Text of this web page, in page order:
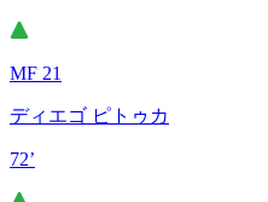
MF 21
ディエゴ ピトゥカ
72’